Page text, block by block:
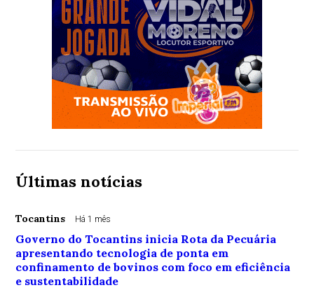
Últimas notícias
Tocantins Há 1 mês
Governo do Tocantins inicia Rota da Pecuária
apresentando tecnologia de ponta em
confinamento de bovinos com foco em eficiência
e sustentabilidade